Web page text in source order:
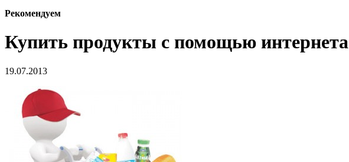
Рекомендуем
Купить продукты с помощью интернета
19.07.2013